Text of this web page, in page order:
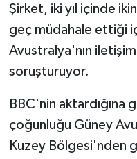
Şirket, iki yıl içinde
geç müdahale ettiği
Avustralya'nın
soruşturuyor.
BBC'nin
çoğunluğu Güney
Kuzey Bölgesi'nden